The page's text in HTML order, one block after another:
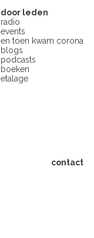
door leden
radio
events
en toen kwam corona
blogs
podcasts
boeken
etalage
contact